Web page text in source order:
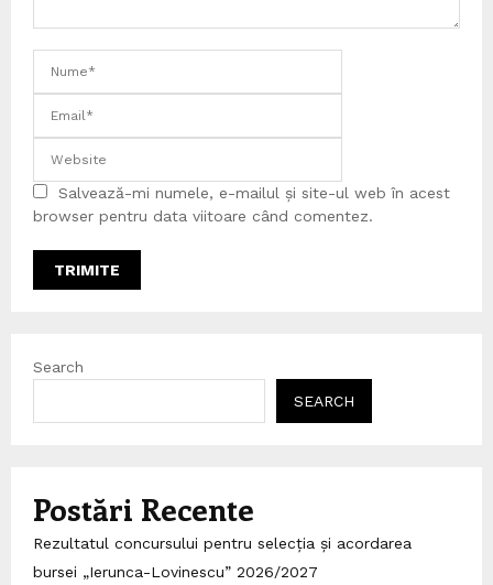
Salvează-mi numele, e-mailul și site-ul web în acest
browser pentru data viitoare când comentez.
Search
SEARCH
Postări Recente
Rezultatul concursului pentru selecția și acordarea
bursei „Ierunca-Lovinescu” 2026/2027